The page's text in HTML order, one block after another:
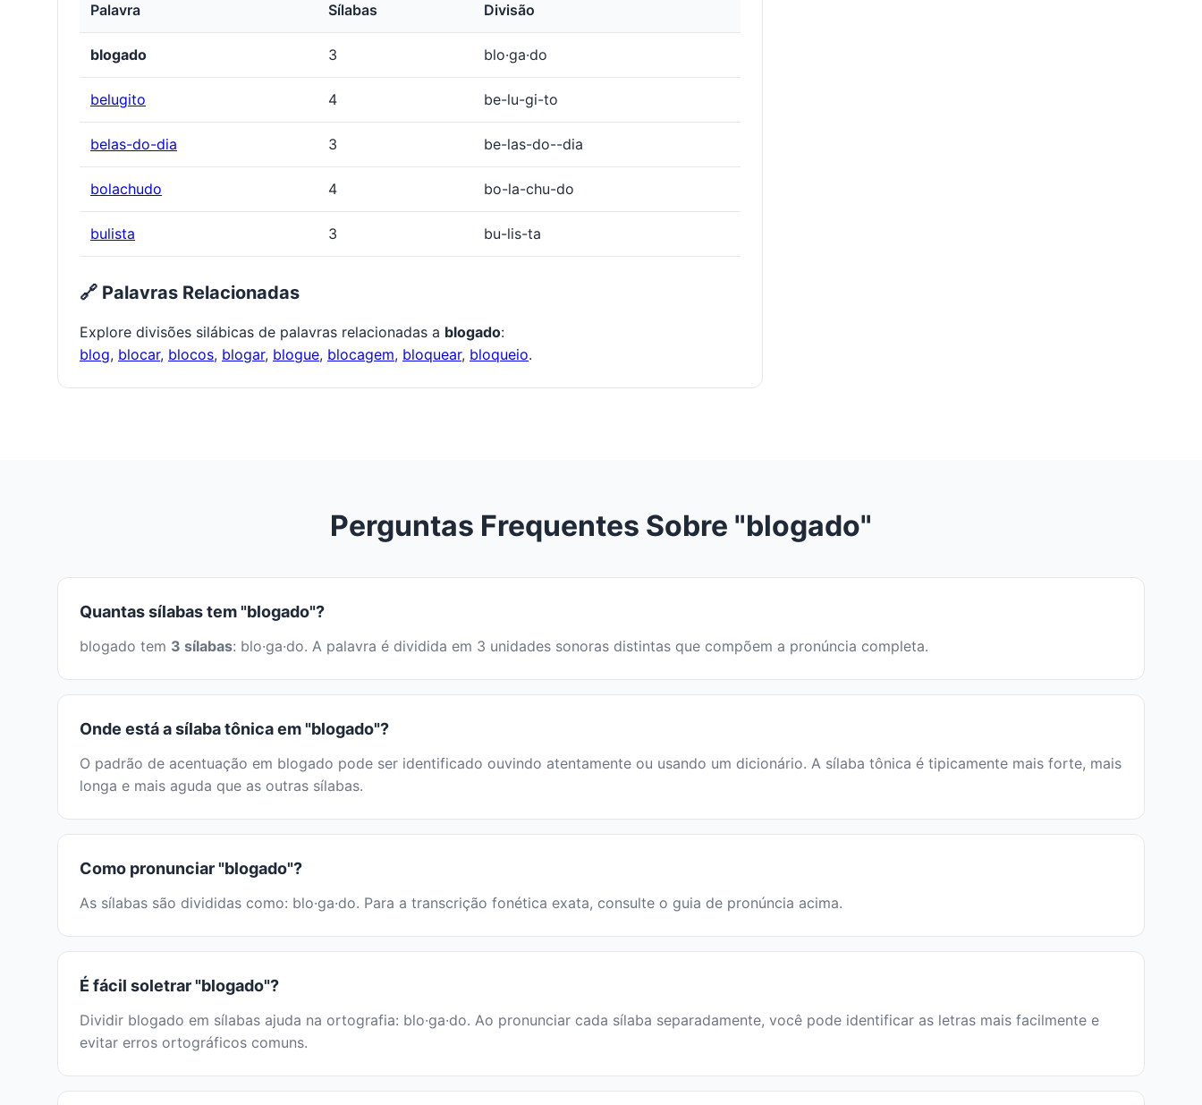
Palavra Sílabas Divisão
blogado 3 blo·ga·do
belugito 4 be-lu-gi-to
belas-do-dia 3 be-las-do--dia
bolachudo 4 bo-la-chu-do
bulista 3 bu-lis-ta
🔗 Palavras Relacionadas
Explore divisões silábicas de palavras relacionadas a blogado:
blog, blocar, blocos, blogar, blogue, blocagem, bloquear, bloqueio.
Perguntas Frequentes Sobre "blogado"
Quantas sílabas tem "blogado"?
blogado tem 3 sílabas: blo·ga·do. A palavra é dividida em 3 unidades sonoras distintas que compõem a pronúncia completa.
Onde está a sílaba tônica em "blogado"?
O padrão de acentuação em blogado pode ser identificado ouvindo atentamente ou usando um dicionário. A sílaba tônica é tipicamente mais forte, mais
longa e mais aguda que as outras sílabas.
Como pronunciar "blogado"?
As sílabas são divididas como: blo·ga·do. Para a transcrição fonética exata, consulte o guia de pronúncia acima.
É fácil soletrar "blogado"?
Dividir blogado em sílabas ajuda na ortografia: blo·ga·do. Ao pronunciar cada sílaba separadamente, você pode identificar as letras mais facilmente e
evitar erros ortográficos comuns.